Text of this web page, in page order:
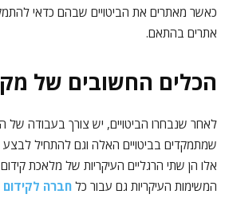
כאשר מאתרים את הביטויים שבהם כדאי
אתרים בהתאם.
הכלים החשובים של
לאחר שנבחרו הביטויים, יש צורך בעבודה של
שמתמקדים בביטויים האלה וגם להתחיל לבצע
אלו הן שתי הרגליים העיקריות של מלאכת
המשימות העיקריות גם עבור כל חברה לקידום